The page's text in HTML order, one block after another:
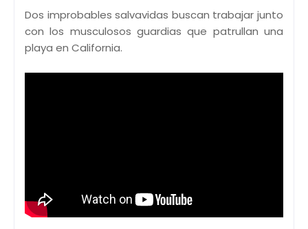
Dos improbables salvavidas buscan trabajar junto
con los musculosos guardias que patrullan una
playa en California.